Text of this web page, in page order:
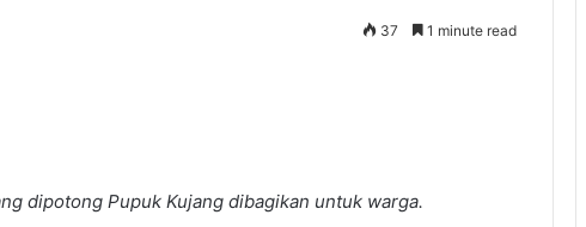
37 1 minute read
dipotong Pupuk Kujang dibagikan untuk warga.